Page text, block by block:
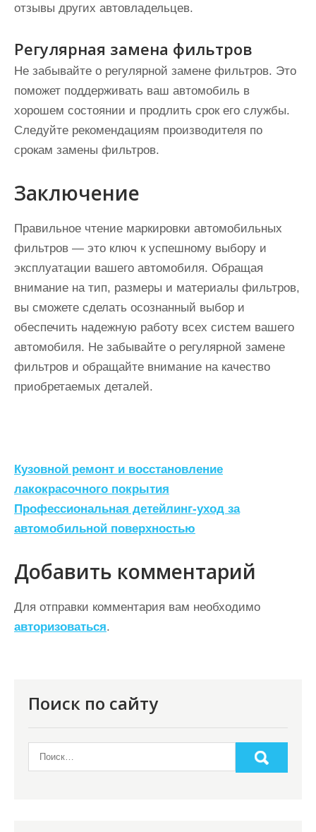
отзывы других автовладельцев.
Регулярная замена фильтров
Не забывайте о регулярной замене фильтров. Это
поможет поддерживать ваш автомобиль в
хорошем состоянии и продлить срок его службы.
Следуйте рекомендациям производителя по
срокам замены фильтров.
Заключение
Правильное чтение маркировки автомобильных
фильтров — это ключ к успешному выбору и
эксплуатации вашего автомобиля. Обращая
внимание на тип, размеры и материалы фильтров,
вы сможете сделать осознанный выбор и
обеспечить надежную работу всех систем вашего
автомобиля. Не забывайте о регулярной замене
фильтров и обращайте внимание на качество
приобретаемых деталей.
Н
а
в
и
г
а
ц
и
Кузовной ремонт и восстановление
лакокрасочного покрытия
Профессиональная детейлинг-уход за
автомобильной поверхностью
Добавить комментарий
Для отправки комментария вам необходимо
авторизоваться.
Поиск по сайту